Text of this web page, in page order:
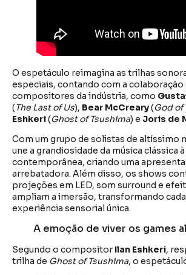
O espetáculo reimagina as trilhas
especiais, contando com a colaboração
compositores da indústria, como
(The Last of Us), Bear McCreary(God of
Eshkeri(Ghost of Tsushima) e Joris de
Com um grupo de solistas de altíssimo
une a grandiosidade da música clássica
contemporânea, criando uma
arrebatadora. Além disso, os shows
projeções em LED, som surround e
ampliam a imersão, transformando
experiência sensorial única.
A emoção de viver os games
Segundo o compositor Ilan Eshkeri,
trilha de Ghost of Tsushima, o